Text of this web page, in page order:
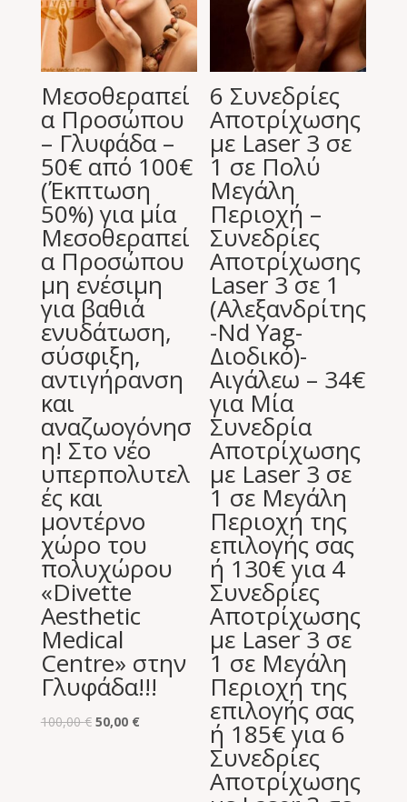
Μεσοθεραπεί
α Προσώπου
– Γλυφάδα –
50€ από 100€
(Έκπτωση
50%) για μία
Μεσοθεραπεί
α Προσώπου
μη ενέσιμη
για βαθιά
ενυδάτωση,
σύσφιξη,
αντιγήρανση
και
αναζωογόνησ
η! Στο νέο
υπερπολυτελ
ές και
μοντέρνο
χώρο του
πολυχώρου
«Divette
Aesthetic
Medical
Centre» στην
Γλυφάδα!!!
100,00€ Original
50,00 €Η
6 Συνεδρίες
Αποτρίχωσης
με Laser 3 σε
1 σε Πολύ
Μεγάλη
Περιοχή –
Συνεδρίες
Αποτρίχωσης
Laser 3 σε 1
(Αλεξανδρίτης
-Nd Yag-
Διοδικό)-
Αιγάλεω – 34€
για Μία
Συνεδρία
Αποτρίχωσης
με Laser 3 σε
1 σε Μεγάλη
Περιοχή της
επιλογής σας
ή 130€ για 4
Συνεδρίες
Αποτρίχωσης
με Laser 3 σε
1 σε Μεγάλη
Περιοχή της
επιλογής σας
ή 185€ για 6
Συνεδρίες
Αποτρίχωσης